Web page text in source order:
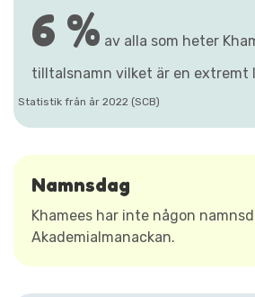
6 % av alla som heter
tilltalsnamn vilket är en extremt
Statistik från år 2022 (SCB)
Namnsdag
Khamees har inte någon
Akademialmanackan.